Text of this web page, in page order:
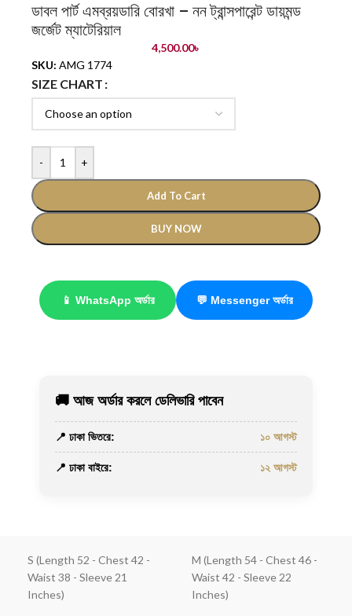
ডাবল পার্ট এমব্রয়ডারি বোরখা – নন ট্রান্সপারেন্ট ডায়মন্ড
জর্জেট ম্যাটেরিয়াল
4,500.00৳
SKU: AMG 1774
SIZE CHART
- +
Add To Cart
BUY NOW
📱 WhatsApp অর্ডার 💬 Messenger অর্ডার
🚚 আজ অর্ডার করলে ডেলিভারি পাবেন
📍 ঢাকা ভিতরে: ১০ আগস্ট
📍 ঢাকা বাইরে: ১২ আগস্ট
S (Length 52 - Chest 42 -
Waist 38 - Sleeve 21
Inches)
M (Length 54 - Chest 46 -
Waist 42 - Sleeve 22
Inches)